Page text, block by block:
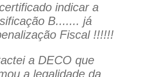
indicar a
B....... já
Fiscal !!!!!!
a DECO que
a legalidade da